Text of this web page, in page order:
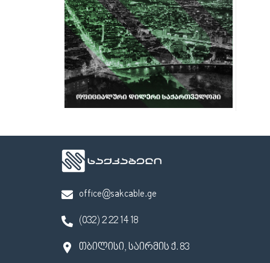
office@sakcable.ge
(032) 2 22 14 18
თბილისი, საირმის ქ. 83